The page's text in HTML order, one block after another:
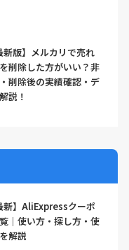
新版】メルカリで売れ
削除した方がいい？非
削除後の実績確認・デ
説！
新】AliExpressクーポ
｜使い方・探し方・使
解説